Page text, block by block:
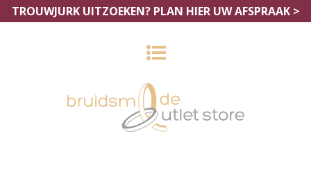
TROUWJURK UITZOEKEN? PLAN HIER UW AFSPRAAK >